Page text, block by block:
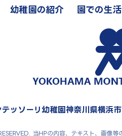
幼稚園の紹介 園での生活
テッソーリ幼稚園神奈川県横浜
当HPの内容、テキスト、画像等